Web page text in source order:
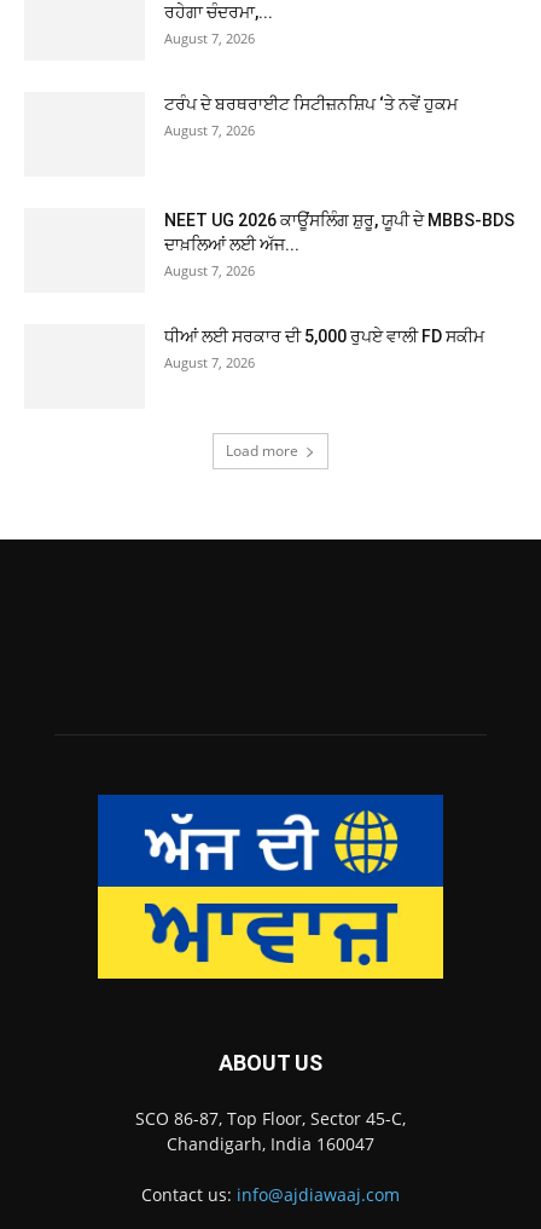
ਰਹੇਗਾ ਚੰਦਰਮਾ,...
August 7, 2026
ਟਰੰਪ ਦੇ ਬਰਥਰਾਈਟ ਸਿਟੀਜ਼ਨਸ਼ਿਪ ‘ਤੇ ਨਵੇਂ ਹੁਕਮ
August 7, 2026
NEET UG 2026 ਕਾਊਂਸਲਿੰਗ ਸ਼ੁਰੂ, ਯੂਪੀ ਦੇ MBBS-BDS
ਦਾਖ਼ਲਿਆਂ ਲਈ ਅੱਜ...
August 7, 2026
ਧੀਆਂ ਲਈ ਸਰਕਾਰ ਦੀ 5,000 ਰੁਪਏ ਵਾਲੀ FD ਸਕੀਮ
August 7, 2026
Load more
ABOUT US
SCO 86-87, Top Floor, Sector 45-C,
Chandigarh, India 160047
Contact us: info@ajdiawaaj.com